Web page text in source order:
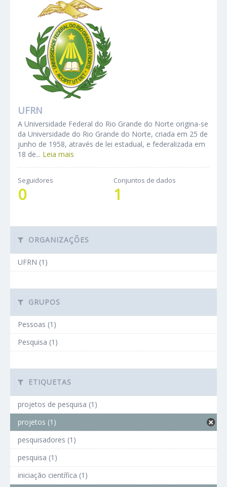
UFRN
A Universidade Federal do Rio Grande do Norte origina-se
da Universidade do Rio Grande do Norte, criada em 25 de
junho de 1958, através de lei estadual, e federalizada em
18 de... Leia mais
Seguidores
0
Conjuntos de dados
1
ORGANIZAÇÕES
UFRN (1)
GRUPOS
Pessoas (1)
Pesquisa (1)
ETIQUETAS
projetos de pesquisa (1)
projetos (1)
pesquisadores (1)
pesquisa (1)
iniciação científica (1)